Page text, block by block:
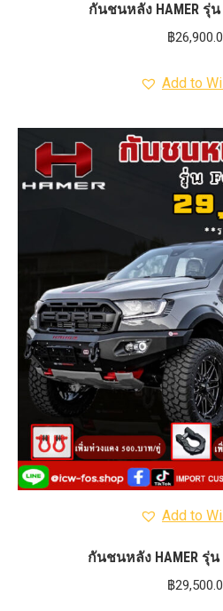
กันชนหลัง HAMER รุ่น
฿
Add to
Add to
กันชนหลัง HAMER รุ่น
฿